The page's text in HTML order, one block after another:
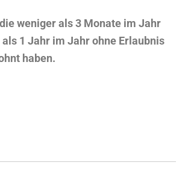
weniger als 3 Monate im Jahr
1 Jahr im Jahr ohne Erlaubnis
haben.